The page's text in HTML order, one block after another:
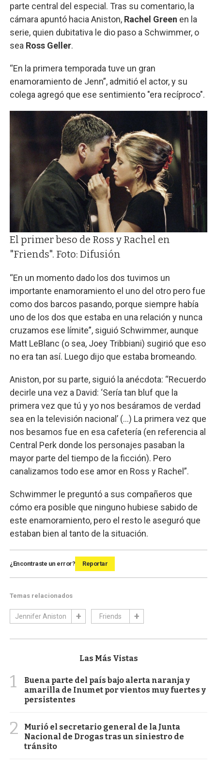
parte central del especial. Tras su comentario, la
cámara apuntó hacia Aniston, Rachel Green en la
serie, quien dubitativa le dio paso a Schwimmer, o
sea Ross Geller.
“En la primera temporada tuve un gran
enamoramiento de Jenn”, admitió el actor, y su
colega agregó que ese sentimiento "era recíproco".
El primer beso de Ross y Rachel en
"Friends". Foto: Difusión
“En un momento dado los dos tuvimos un
importante enamoramiento el uno del otro pero fue
como dos barcos pasando, porque siempre había
uno de los dos que estaba en una relación y nunca
cruzamos ese límite”, siguió Schwimmer, aunque
Matt LeBlanc (o sea, Joey Tribbiani) sugirió que eso
no era tan así. Luego dijo que estaba bromeando.
Aniston, por su parte, siguió la anécdota: “Recuerdo
decirle una vez a David: ‘Sería tan bluf que la
primera vez que tú y yo nos besáramos de verdad
sea en la televisión nacional’ (...) La primera vez que
nos besamos fue en esa cafetería (en referencia al
Central Perk donde los personajes pasaban la
mayor parte del tiempo de la ficción). Pero
canalizamos todo ese amor en Ross y Rachel”.
Schwimmer le preguntó a sus compañeros que
cómo era posible que ninguno hubiese sabido de
este enamoramiento, pero el resto le aseguró que
estaban bien al tanto de la situación.
¿Encontraste un error? Reportar
Temas relacionados
Jennifer Aniston Friends
Las Más Vistas
1
Buena parte del país bajo alerta naranja y
amarilla de Inumet por vientos muy fuertes y
persistentes
2
Murió el secretario general de la Junta
Nacional de Drogas tras un siniestro de
tránsito